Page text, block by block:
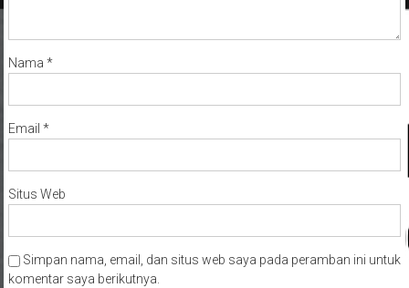
Nama *
Email *
Situs Web
Simpan nama, email, dan situs web saya pada peramban ini untuk
komentar saya berikutnya.